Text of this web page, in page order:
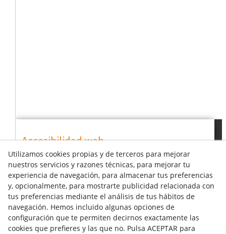
Accesibilidad web
Fuente Augmentar
Contraste Añadir
Utilizamos cookies propias y de terceros para mejorar
nuestros servicios y razones técnicas, para mejorar tu
experiencia de navegación, para almacenar tus preferencias
y, opcionalmente, para mostrarte publicidad relacionada con
tus preferencias mediante el análisis de tus hábitos de
navegación. Hemos incluido algunas opciones de
configuración que te permiten decirnos exactamente las
cookies que prefieres y las que no. Pulsa ACEPTAR para